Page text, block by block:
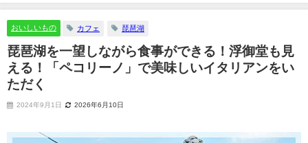
る！「ペコリーノ」で美味しいイタリアンをいただく
おいしいもの カフェ 琵琶湖
琵琶湖を一望しながら食事ができる！浮御堂も見
える！「ペコリーノ」で美味しいイタリアンをい
ただく
2024年9月1日 2026年6月10日